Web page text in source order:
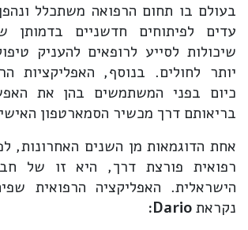
בעולם בו תחום הרפואה משתכלל
עדים לפיתוחים חדשניים בדמותן
שיכולות לסייע לרופאים להעניק
יותר לחולים. בנוסף, האפליקציות
כיום בפני המשתמשים בהן את
בריאותם דרך מכשיר הסמארטפון
אחת הדוגמאות מן השנים האחרונות,
רפואית פורצת דרך, היא זו של
נקראתDario
: